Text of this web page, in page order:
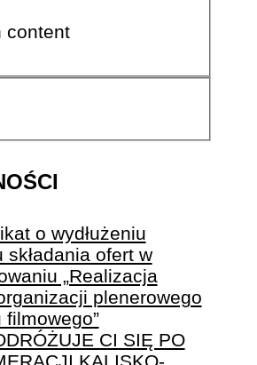
content
o wydłużeniu
składania ofert w
„Realizacja
plenerowego
filmowego”
CI SIĘ PO
KALISKO-